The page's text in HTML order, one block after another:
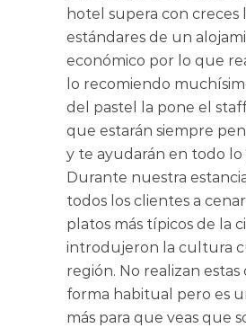
hotel supera con creces
estándares de un
económico por lo que
lo recomiendo
del pastel la pone el
que estarán siempre
y te ayudarán en todo lo
Durante nuestra
todos los clientes a
platos más típicos de la
introdujeron la cultura
región. No realizan estas
forma habitual pero es
más para que veas que